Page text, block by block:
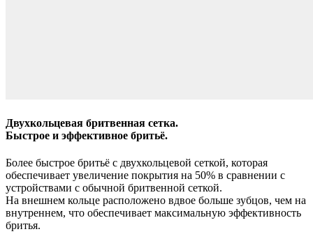
Двухкольцевая бритвенная сетка.
Быстрое и эффективное бритьё.
Более быстрое бритьё с двухкольцевой сеткой, которая
обеспечивает увеличение покрытия на 50% в сравнении с
устройствами с обычной бритвенной сеткой.
На внешнем кольце расположено вдвое больше зубцов, чем на
внутреннем, что обеспечивает максимальную эффективность
бритья.